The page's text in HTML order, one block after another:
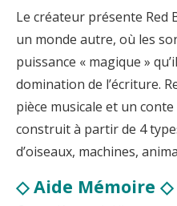
Le créateur présente Red
un monde autre, où les
puissance « magique »
domination de l’écriture.
pièce musicale et un
construit à partir de 4
d’oiseaux, machines,
◇ Aide Mémoire ◇